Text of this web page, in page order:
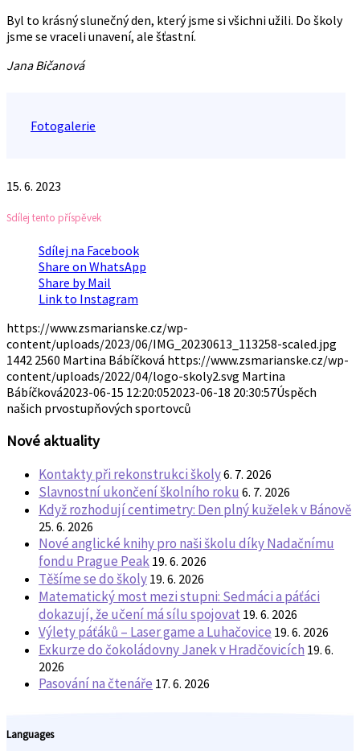
Byl to krásný slunečný den, který jsme si všichni užili. Do školy
jsme se vraceli unavení, ale šťastní.
Jana Bičanová
Fotogalerie
15. 6. 2023
Sdílej tento příspěvek
Sdílej na Facebook
Share on WhatsApp
Share by Mail
Link to Instagram
https://www.zsmarianske.cz/wp-
content/uploads/2023/06/IMG_20230613_113258-scaled.jpg
1442 2560 Martina Bábíčková https://www.zsmarianske.cz/wp-
content/uploads/2022/04/logo-skoly2.svg Martina
Bábíčková2023-06-15 12:20:052023-06-18 20:30:57Úspěch
našich prvostupňových sportovců
Nové aktuality
Kontakty při rekonstrukci školy6. 7. 2026
Slavnostní ukončení školního roku 6. 7. 2026
Když rozhodují centimetry: Den plný kuželek v Bánově
25. 6. 2026
Nové anglické knihy pro naši školu díky Nadačnímu
fondu Prague Peak 19. 6. 2026
Těšíme se do školy 19. 6. 2026
Matematický most mezi stupni: Sedmáci a páťáci
dokazují, že učení má sílu spojovat 19. 6. 2026
Výlety páťáků – Laser game a Luhačovice 19. 6. 2026
Exkurze do čokoládovny Janek v Hradčovicích 19. 6.
2026
Pasování na čtenáře 17. 6. 2026
Languages